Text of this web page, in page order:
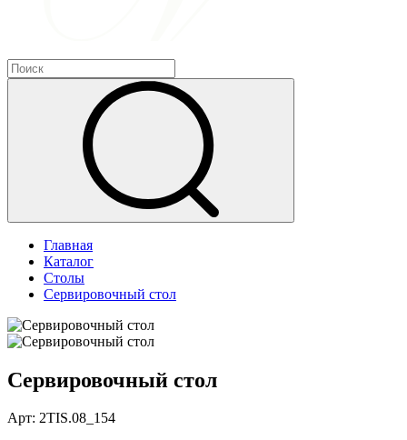
Главная
Каталог
Столы
Сервировочный стол
Сервировочный стол
Арт: 2TIS.08_154